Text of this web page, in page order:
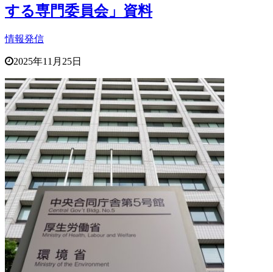
する専門委員会」資料
情報発信
2025年11月25日